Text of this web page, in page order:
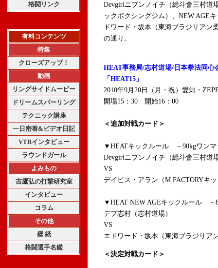
格闘リンク
有料コンテンツ
特集
クローズアップ！
動画
リングサイドムービー
ドリームスパーリング
テクニック講座
一日密着&ビデオ日記
VTRインタビュー
ラウンドガール
よみもの
吉鷹弘の打撃研究室
インタビュー
コラム
その他
壁 紙
格闘選手名鑑
Devgiriニブンノイチ（総斗會三村道
ックボクシングジム）、NEW AGE
ドワード・坂本（東海ブラジリアン
の通り。
HEAT事務局/志村道場/日本拳法同心
「HEAT15」
2010年9月20日（月・祝）愛知・
開場15：30 開始16：00
＜追加対戦カード＞
▼HEATキックルール －90kgワン
Devgiriニブンノイチ（総斗會三村道
VS
デイビス・アラン（M FACTORYキ
▼HEAT NEW AGEキックルール
デブ志村（志村道場）
VS
エドワード・坂本（東海ブラジリア
＜決定対戦カード＞